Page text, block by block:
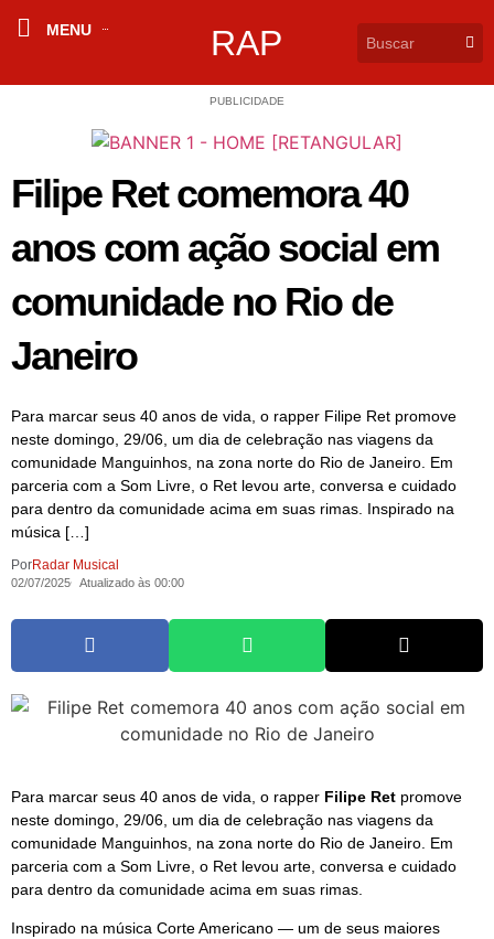
MENU RAP
PUBLICIDADE
Filipe Ret comemora 40
anos com ação social em
comunidade no Rio de
Janeiro
Para marcar seus 40 anos de vida, o rapper Filipe Ret promove
neste domingo, 29/06, um dia de celebração nas viagens da
comunidade Manguinhos, na zona norte do Rio de Janeiro. Em
parceria com a Som Livre, o Ret levou arte, conversa e cuidado
para dentro da comunidade acima em suas rimas. Inspirado na
música […]
PorRadar Musical
02/07/2025 Atualizado às 00:00
Para marcar seus 40 anos de vida, o rapper Filipe Ret promove
neste domingo, 29/06, um dia de celebração nas viagens da
comunidade Manguinhos, na zona norte do Rio de Janeiro. Em
parceria com a Som Livre, o Ret levou arte, conversa e cuidado
para dentro da comunidade acima em suas rimas.
Inspirado na música Corte Americano — um de seus maiores